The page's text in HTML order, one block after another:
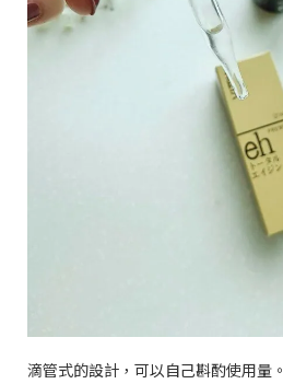
滴管式的設計，可以自己斟酌使用量。